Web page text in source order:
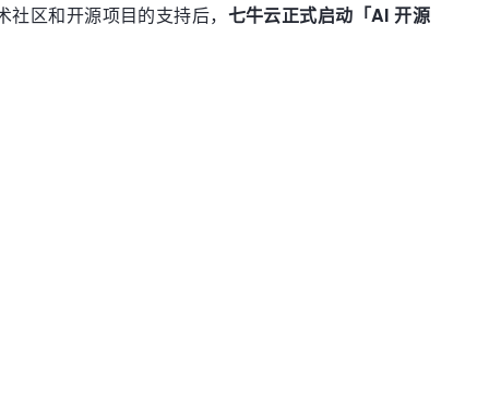
区和开源项目的支持后， 七牛云正式启动「AI 开源